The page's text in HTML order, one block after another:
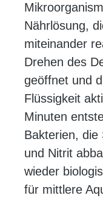
Nährlösung,
miteinander
Drehen des
geöffnet und
Flüssigkeit
Minuten
Bakterien, die
und Nitrit
wieder
für mittlere